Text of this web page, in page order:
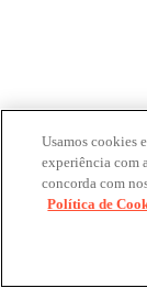
Usamos cookies
experiência com
concorda com
Política de